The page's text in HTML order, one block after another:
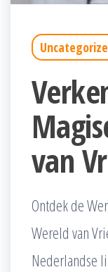
van
Ontdek de
Wereld van
Nederlandse